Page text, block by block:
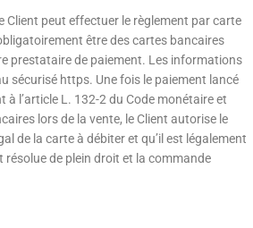
Client peut effectuer le règlement par carte
être des cartes bancaires
prestataire de paiement. Les informations
sécurisé https. Une fois le paiement lancé
l’article L. 132-2 du Code monétaire et
lors de la vente, le Client autorise le
de la carte à débiter et qu’il est légalement
résolue de plein droit et la commande